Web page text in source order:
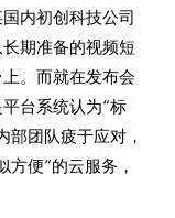
内初创科技公司
期准备的视频短
。而就在发布会
台系统认为“标
部团队疲于应对，
方便”的云服务，